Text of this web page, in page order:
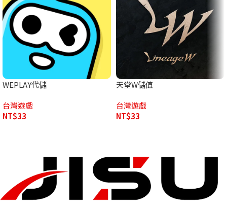
WEPLAY代儲
台灣遊戲
NT$33
天堂W儲值
台灣遊戲
NT$33